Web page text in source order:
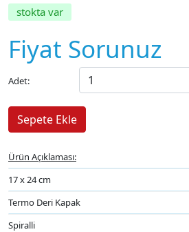
stokta var
Fiyat Sorunuz
Adet:
Ürün Açıklaması:
17 x 24 cm
Termo Deri Kapak
Spiralli